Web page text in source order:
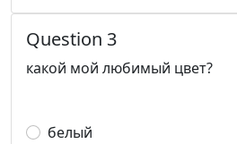
Question 3
какой мой любимый цвет?
белый